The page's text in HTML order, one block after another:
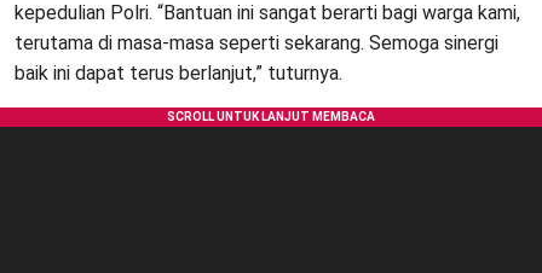
kepedulian Polri. “Bantuan ini sangat berarti bagi warga kami,
terutama di masa-masa seperti sekarang. Semoga sinergi
baik ini dapat terus berlanjut,” tuturnya.